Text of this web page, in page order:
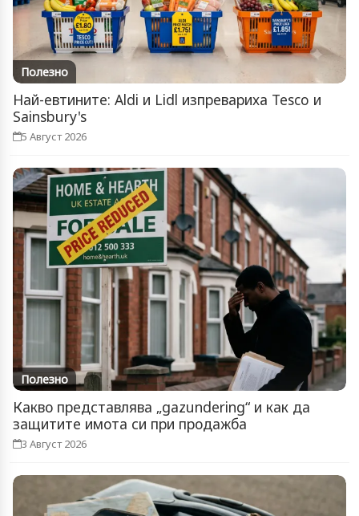
Полезно
Най-евтините: Aldi и Lidl изпревариха Tesco и
Sainsbury's
5 Август 2026
Полезно
Какво представлява „gazundering“ и как да
защитите имота си при продажба
3 Август 2026